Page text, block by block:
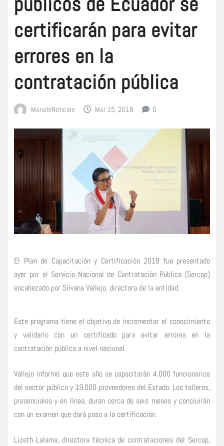
certificarán para evitar
errores en la
contratación pública
ManabiNoticias Mar 15, 2018 0
El Plan de Capacitación y Certificación 2018 fue presentado
ayer por el Servicio Nacional de Contratación Pública (Sercop)
encabezado por Silvana Vallejo, directora de la entidad.
Este programa tiene el objetivo de incrementar el conocimiento
y validarlo con un certificado para evitar errores en la
contratación pública a nivel nacional.
Vallejo informó que este año se capacitarán 4.000 funcionarios
del sector público y 19.000 proveedores del Estado. Los talleres,
presenciales y en línea, duran cerca de seis meses y concluirán
con un examen que dará paso a la certificación.
Lizeth Lalama, directora técnica de contrataciones del Sercop,